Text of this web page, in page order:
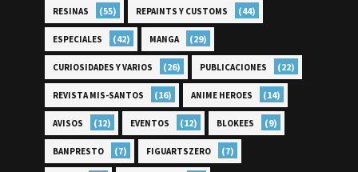
RESINAS (55) REPAINTS Y CUSTOMS (44)
ESPECIALES (42) MANGA (29)
CURIOSIDADES Y VARIOS (26) PUBLICACIONES (22)
REVISTA MIS-SANTOS (16) ANIME HEROES (14)
AVISOS (12) EVENTOS (12) BLOKEES (9)
BANPRESTO (7) FIGUARTSZERO (7)